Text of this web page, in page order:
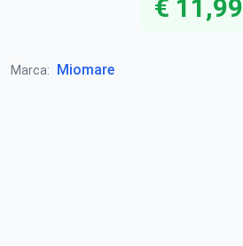
€ 11,99
Marca: Miomare